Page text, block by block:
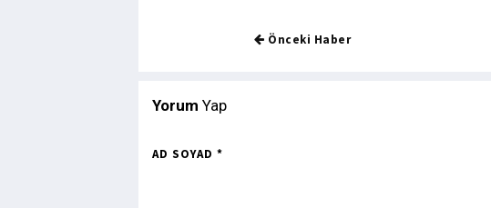
Önceki Haber
Yorum Yap
AD SOYAD *